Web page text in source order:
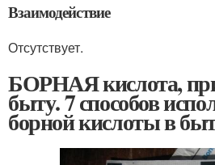
Взаимодействие
Отсутствует.
БОРНАЯ кислота,
быту. 7 способов
борной кислоты в